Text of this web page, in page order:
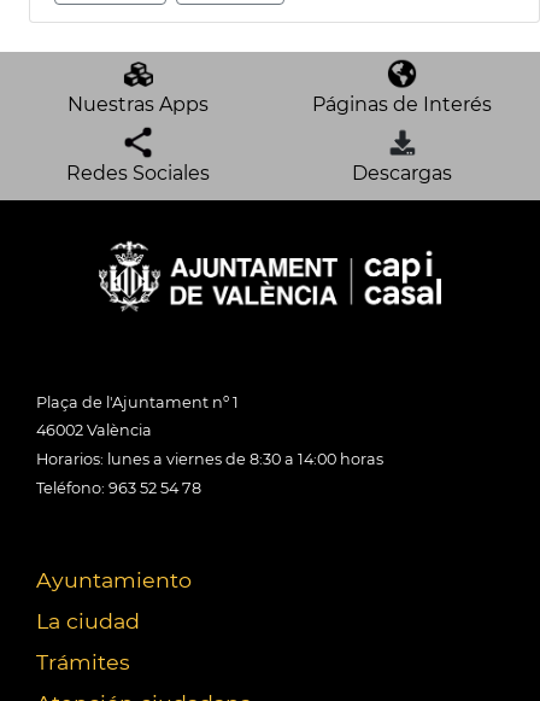
Nuestras Apps Páginas de Interés
Redes Sociales Descargas
Plaça de l'Ajuntament nº 1
46002 València
Horarios: lunes a viernes de 8:30 a 14:00 horas
Teléfono: 963 52 54 78
Ayuntamiento
La ciudad
Trámites